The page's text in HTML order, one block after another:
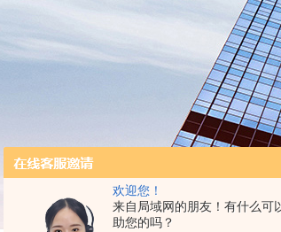
欢迎您！
来自局域网的朋友！有什么可
助您的吗？